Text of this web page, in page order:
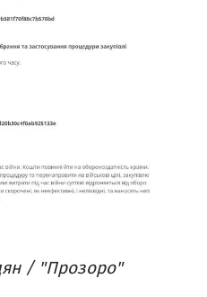
/ "Прозоро"